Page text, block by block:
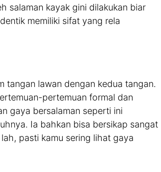
salaman kayak gini dilakukan biar
memiliki sifat yang rela
tangan lawan dengan kedua tangan.
pertemuan formal dan
gaya bersalaman seperti ini
Ia bahkan bisa bersikap sangat
pasti kamu sering lihat gaya